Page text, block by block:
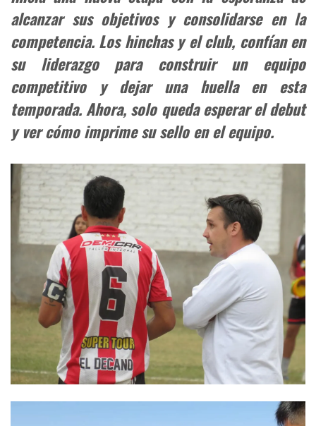
alcanzar sus objetivos y consolidarse en la
competencia. Los hinchas y el club, confían en
su liderazgo para construir un equipo
competitivo y dejar una huella en esta
temporada. Ahora, solo queda esperar el debut
y ver cómo imprime su sello en el equipo.